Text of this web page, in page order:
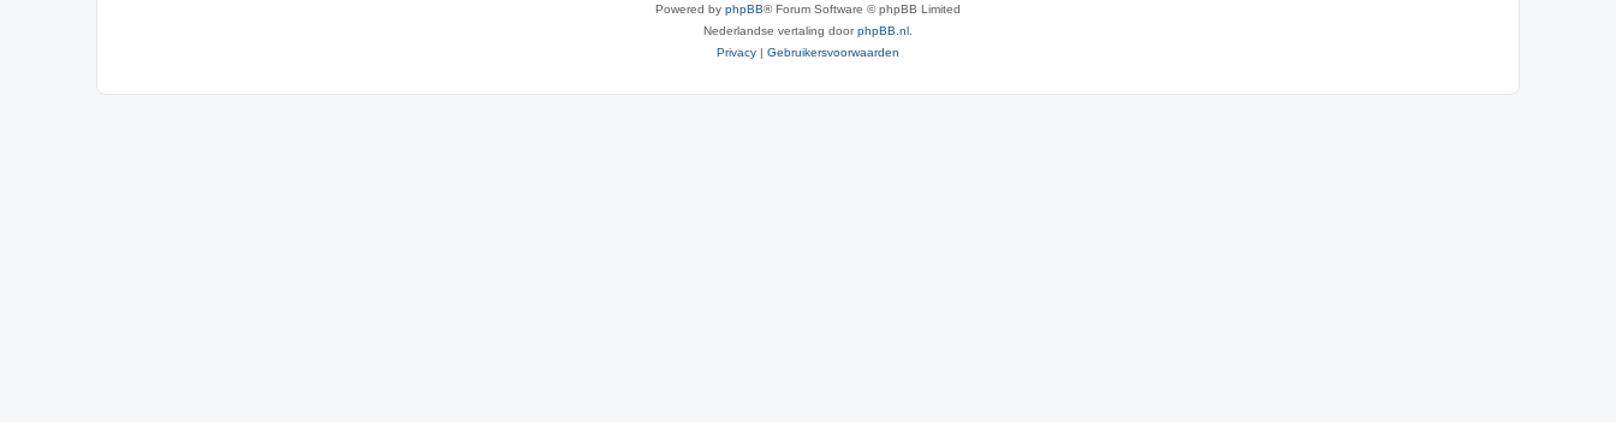
Powered by phpBB® Forum Software © phpBB Limited
Nederlandse vertaling doorphpBB.nl
Privacy | Gebruikersvoorwaarden